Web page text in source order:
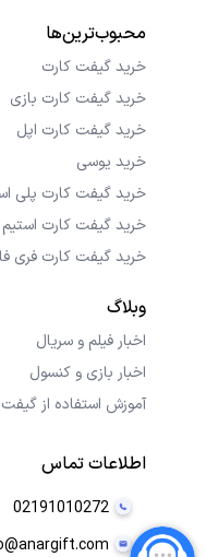
کاربران با خیال راحت
کنند.
محبوب‌ترین‌ها
خرید گیفت کارت
خرید گیفت کارت بازی
خرید گیفت کارت اپل
خرید یوسی
خرید گیفت کارت پلی
خرید گیفت کارت استیم
خرید گیفت کارت فری
وبلاگ
اخبار فیلم و سریال
اخبار بازی و کنسول
آموزش استفاده از
اطلاعات تماس
02191010272